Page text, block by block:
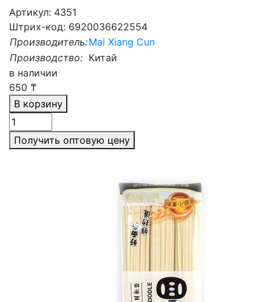
Артикул: 4351
Штрих-код: 6920036622554
Производитель:Mai Xiang Cun
Производство: Китай
в наличии
650 ₸
В корзину
Получить оптовую цену